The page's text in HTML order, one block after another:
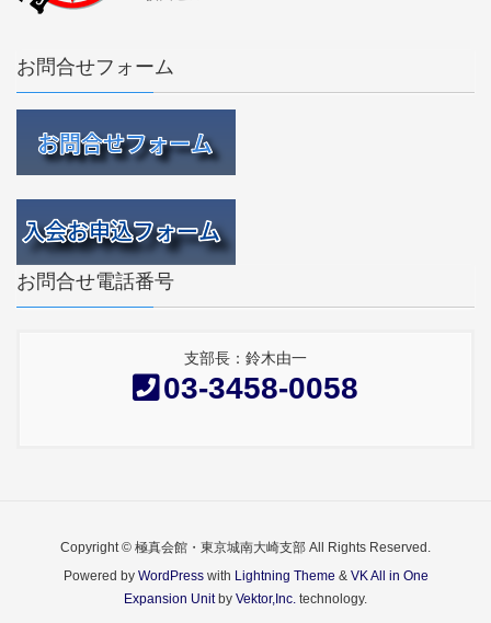
お問合せフォーム
お問合せ電話番号
支部長：鈴木由一
03-3458-0058
Copyright © 極真会館・東京城南大崎支部 All Rights Reserved.
Powered by WordPresswith Lightning Theme & VK All in One
Expansion Unitby Vektor,Inc. technology.